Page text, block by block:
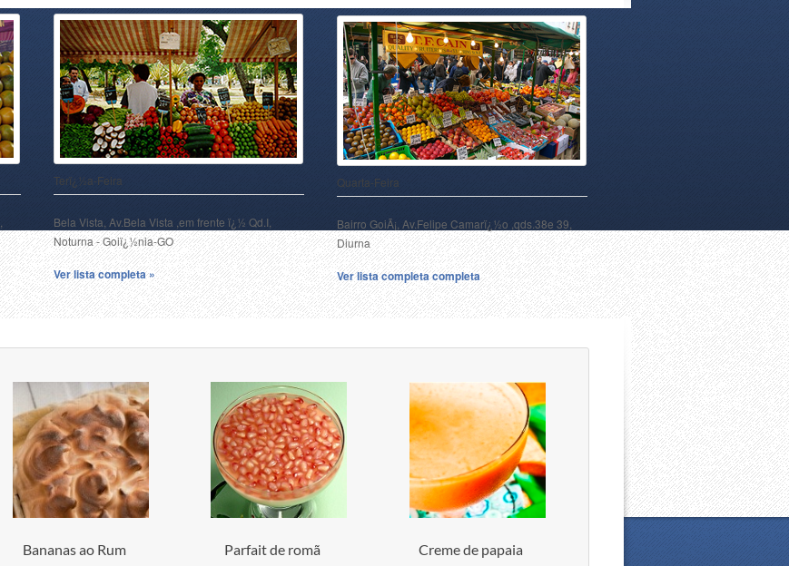
Terï¿½a-Feira
Bela Vista, Av.Bela Vista ,em frente ï¿½ Qd.I,
Noturna - Goiï¿½nia-GO
Ver lista completa »
Quarta-Feira
Bairro GoiÃ¡, Av.Felipe Camarï¿½o ,qds.38e 39,
Diurna
Ver lista completa completa
Bananas ao Rum Parfait de romã Creme de papaia